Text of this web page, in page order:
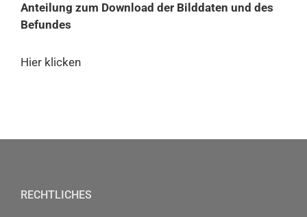
Anteilung zum Download der Bilddaten und des
Befundes
Hier klicken
RECHTLICHES